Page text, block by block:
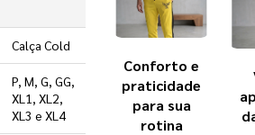
Calça Cold
P, M, G, GG,
XL1, XL2,
XL3 e XL4
Conforto e
praticidade
para sua
rotina